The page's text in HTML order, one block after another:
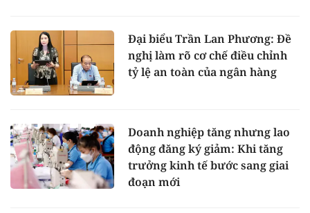
Đại biểu Trần Lan Phương: Đề
nghị làm rõ cơ chế điều chỉnh
tỷ lệ an toàn của ngân hàng
Doanh nghiệp tăng nhưng lao
động đăng ký giảm: Khi tăng
trưởng kinh tế bước sang giai
đoạn mới